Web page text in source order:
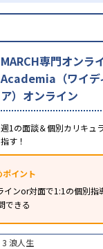
MARCH専門オンラ
Academia（ワイデ
ア）オンライン
週1の面談＆個別カリキュ
指す！
イント
インor対面で1:1の個別指
できる
浪人生